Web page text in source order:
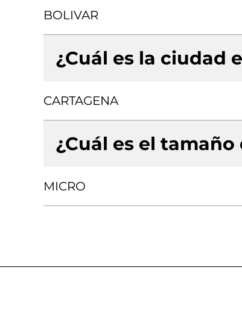
BOLIVAR
¿Cuál es la ciudad
CARTAGENA
¿Cuál es el tamaño
MICRO